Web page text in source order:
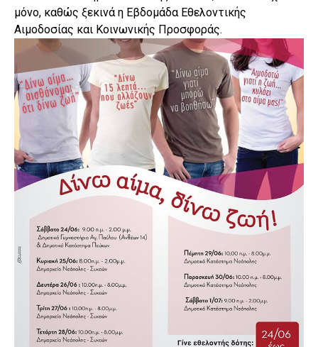
μόνο, καθώς ξεκινά η Εβδομάδα Εθελοντικής
Αιμοδοσίας και Κοινωνικής Προσφοράς.